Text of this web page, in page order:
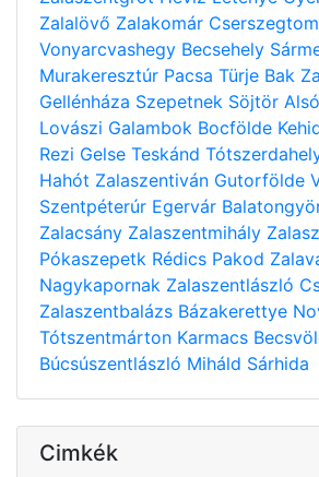
Zalalövő Zalakomár
Vonyarcvashegy Becsehely
Murakeresztúr Pacsa Türje Bak
Gellénháza Szepetnek Söjtör
Lovászi Galambok Bocfölde
Rezi Gelse Teskánd
Hahót Zalaszentiván Gutorfölde
Szentpéterúr Egervár
Zalacsány Zalaszentmihály
Pókaszepetk Rédics Pakod
Nagykapornak Zalaszentlászló
Zalaszentbalázs Bázakerettye
Tótszentmárton Karmacs
Búcsúszentlászló Miháld Sárhida
Cimkék